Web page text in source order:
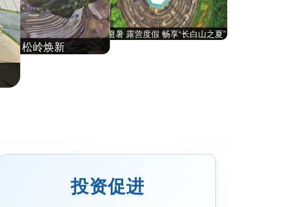
夏 松岭焕新
清凉避暑 露营度假 畅享“长白山之夏”
投资促进